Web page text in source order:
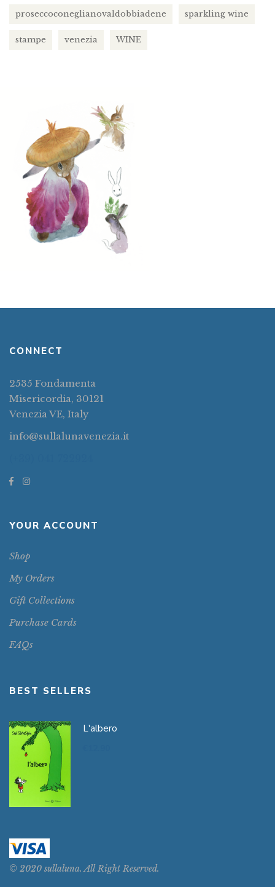
proseccoconeglianovaldobbiadene sparkling wine
stampe venezia WINE
CONNECT
2535 Fondamenta
Misericordia, 30121
Venezia VE, Italy
info@sullalunavenezia.it
YOUR ACCOUNT
Shop
My Orders
Gift Collections
Purchase Cards
FAQs
BEST SELLERS
L'albero
© 2020 sullaluna. All Right Reserved.